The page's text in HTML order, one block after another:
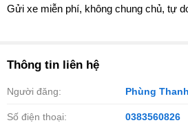
Gửi xe miễn phí, không chung chủ, tự
Thông tin liên hệ
Người đăng: Phùng
Số điện thoại: 0383560826